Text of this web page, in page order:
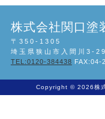
株式会社関口塗
〒350-1305
埼玉県狭山市入間川3-
TEL:0120-384438 FAX:04-
Copyright © 2026株